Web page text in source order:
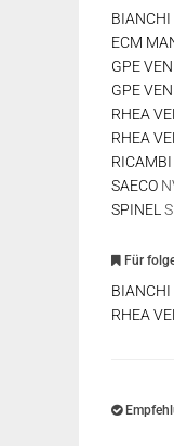
BIANCHI
ECM
GPE
GPE
RHEA
RHEA
RICAMBI
SAECO
SPINEL
Für
BIANCHI
RHEA